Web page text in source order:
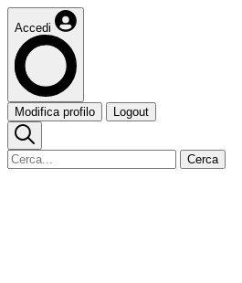
Accedi
Modifica profilo Logout
Cerca